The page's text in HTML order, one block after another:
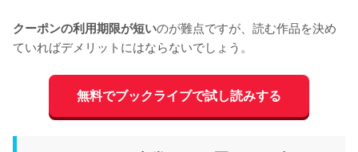
クーポンの利用期限が短いのが難点ですが、読む作品を決め
ていればデメリットにはならないでしょう。
無料でブックライブで試し読みする